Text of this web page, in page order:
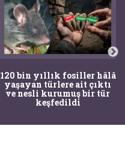
120 bin yıllık fosiller hâlâ
yaşayan türlere ait çıktı
ve nesli kurumuş bir tür
keşfedildi